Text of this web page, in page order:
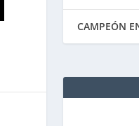
CAMPEÓN